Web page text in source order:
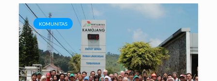
KOMUNITAS